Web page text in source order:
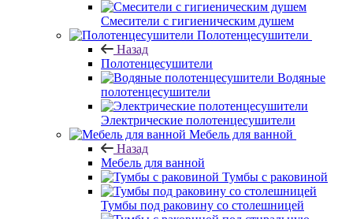
Смесители с гигиеническим душем
Полотенцесушители
Назад
Полотенцесушители
Водяные
полотенцесушители
Электрические полотенцесушители
Мебель для ванной
Назад
Мебель для ванной
Тумбы с раковиной
Тумбы под раковину со столешницей